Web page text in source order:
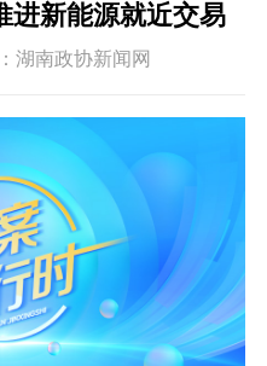
进新能源就近交易
湖南政协新闻网